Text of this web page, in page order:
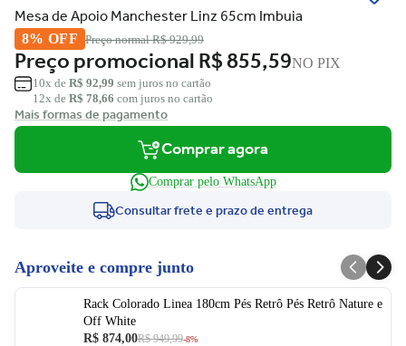
Mesa de Apoio Manchester Linz 65cm Imbuia
8% OFF Preço normalR$ 929,99
Preço promocionalR$ 855,59NO PIX
10x de R$ 92,99 sem juros no cartão
12x de R$ 78,66 com juros no cartão
Mais formas de pagamento
Comprar agora
Comprar pelo WhatsApp
Consultar frete e prazo de entrega
Aproveite e compre junto
Rack Colorado Linea 180cm Pés Retrô Pés Retrô Nature e
Off White
R$ 874,00R$ 949,99-8%